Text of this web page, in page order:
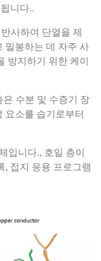
니다..
사하여 단열을 제
밀봉하는 데 자주 사
방지하기 위한 케이
은 수분 및 수증기 장
요소를 습기로부터
입니다., 호일 층이
, 접지 응용 프로그램